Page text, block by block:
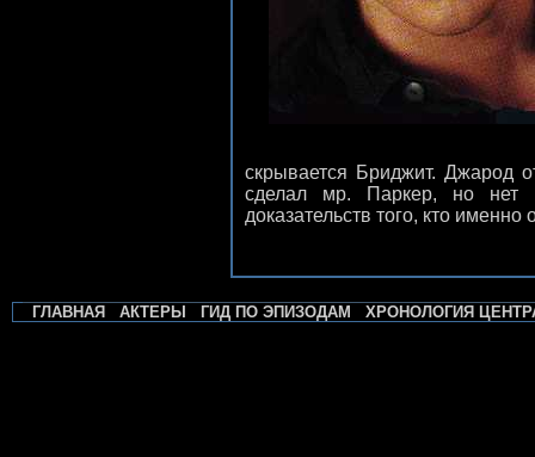
скрывается Бриджит. Джарод
сделал мр. Паркер, но нет
доказательств того, кто именно
ГЛАВНАЯ АКТЕРЫ ГИД ПО ЭПИЗОДАМ ХРОНОЛОГИЯ